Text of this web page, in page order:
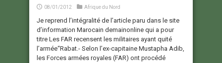
08/01/2012 Afrique du Nord
Je reprend l’intégralité de l’article paru dans le site
d’information Marocain demainonline qui a pour
titre Les FAR recensent les militaires ayant quité
l’armée“Rabat.- Selon l’ex-capitaine Mustapha Adib,
les Forces armées royales (FAR) ont procédé